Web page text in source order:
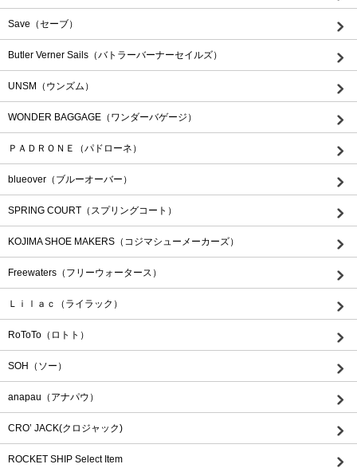
Save（セーブ）
Butler Verner Sails（バトラーバーナーセイルズ）
UNSM（ウンズム）
WONDER BAGGAGE（ワンダーバゲージ）
ＰＡＤＲＯＮＥ（パドローネ）
blueover（ブルーオーバー）
SPRING COURT（スプリングコート）
KOJIMA SHOE MAKERS（コジマシューメーカーズ）
Freewaters（フリーウォータース）
Ｌｉｌａｃ（ライラック）
RoToTo（ロトト）
SOH（ソー）
anapau（アナパウ）
CRO’ JACK(クロジャック)
ROCKET SHIP Select Item